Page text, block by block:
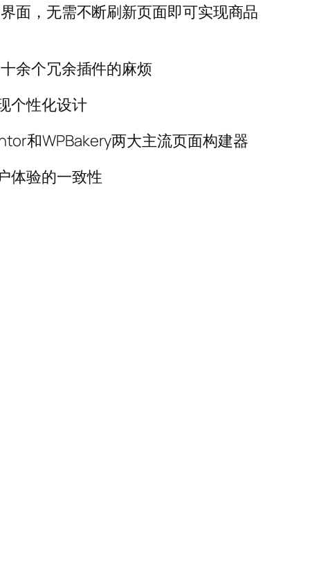
面，无需不断刷新页面即可实现商品
余个冗余插件的麻烦
个性化设计
和WPBakery两大主流页面构建器
体验的一致性